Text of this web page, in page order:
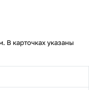
В карточках указаны